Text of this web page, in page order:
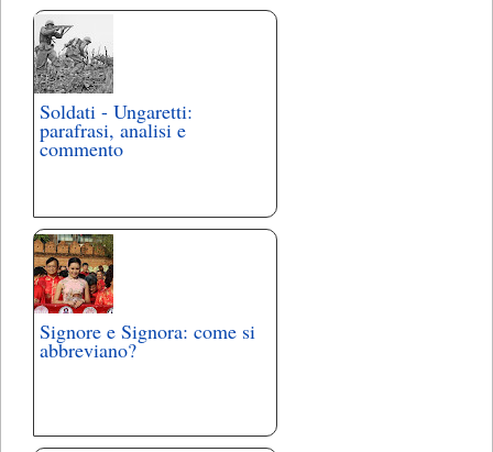
Soldati - Ungaretti:
parafrasi, analisi e
commento
Signore e Signora: come si
abbreviano?